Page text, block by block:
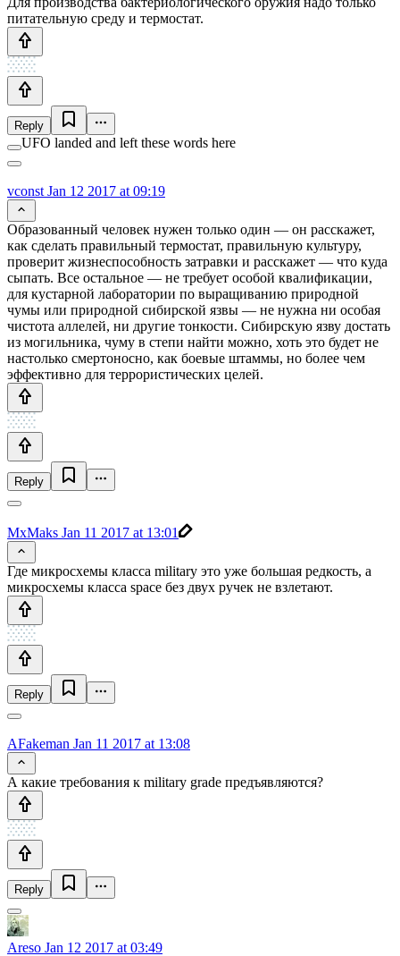
питательную среду и термостат.
Reply
UFO landed and left these words here
vconst Jan 12 2017 at 09:19
Образованный человек нужен только один — он расскажет,
как сделать правильный термостат, правильную культуру,
проверит жизнеспособность затравки и расскажет — что куда
сыпать. Все остальное — не требует особой квалификации,
для кустарной лаборатории по выращиванию природной
чумы или природной сибирской язвы — не нужна ни особая
чистота аллелей, ни другие тонкости. Сибирскую язву достать
из могильника, чуму в степи найти можно, хоть это будет не
настолько смертоносно, как боевые штаммы, но более чем
эффективно для террористических целей.
Reply
MxMaks Jan 11 2017 at 13:01
Где микросхемы класса military это уже большая редкость, а
микросхемы класса space без двух ручек не взлетают.
Reply
AFakeman Jan 11 2017 at 13:08
А какие требования к military grade предъявляются?
Reply
Areso Jan 12 2017 at 03:49